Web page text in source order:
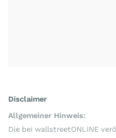
Disclaimer
Allgemeiner Hinweis:
Die bei wallstreetONLINE